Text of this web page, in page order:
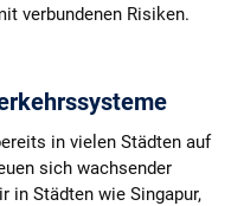
verbundenen Risiken.
in vielen Städten auf
sich wachsender
in Städten wie Singapur,